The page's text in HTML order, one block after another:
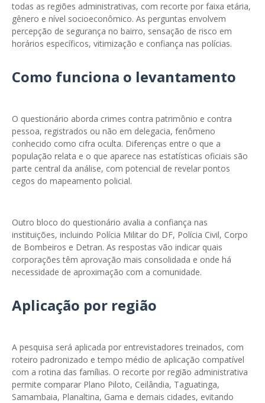
todas as regiões administrativas, com recorte por faixa etária,
gênero e nível socioeconômico. As perguntas envolvem
percepção de segurança no bairro, sensação de risco em
horários específicos, vitimização e confiança nas polícias.
Como funciona o levantamento
O questionário aborda crimes contra patrimônio e contra
pessoa, registrados ou não em delegacia, fenômeno
conhecido como cifra oculta. Diferenças entre o que a
população relata e o que aparece nas estatísticas oficiais são
parte central da análise, com potencial de revelar pontos
cegos do mapeamento policial.
Outro bloco do questionário avalia a confiança nas
instituições, incluindo Polícia Militar do DF, Polícia Civil, Corpo
de Bombeiros e Detran. As respostas vão indicar quais
corporações têm aprovação mais consolidada e onde há
necessidade de aproximação com a comunidade.
Aplicação por região
A pesquisa será aplicada por entrevistadores treinados, com
roteiro padronizado e tempo médio de aplicação compatível
com a rotina das famílias. O recorte por região administrativa
permite comparar Plano Piloto, Ceilândia, Taguatinga,
Samambaia, Planaltina, Gama e demais cidades, evitando